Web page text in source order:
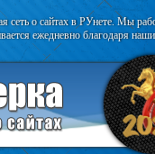
сеть о сайтах в РУнете. Мы
ежедневно благодаря